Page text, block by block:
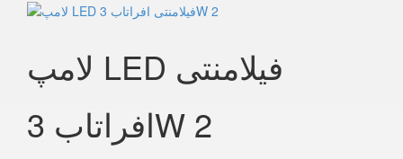
لامپ LED فیلامنتی
افراتاب 3W 2